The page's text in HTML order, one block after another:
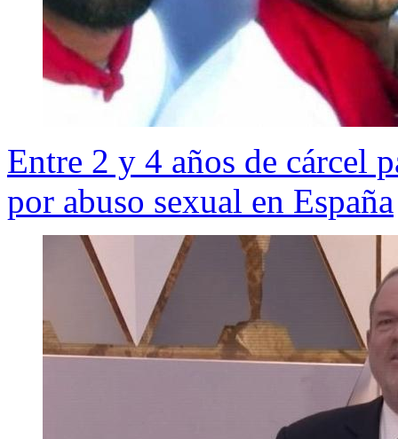
Entre 2 y 4 años de cárcel
por abuso sexual en España